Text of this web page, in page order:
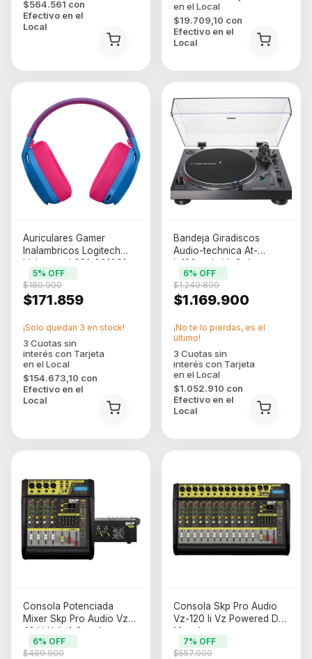
$564.561 con
Efectivo en el
Local
$19.709,10 con
Efectivo en el
Local
Auriculares Gamer
Inalambricos Logitech
Lightspeed 981-001061
Azul
$171.859
$180.900
5% OFF
$154.673,10 con
Efectivo en el
Local
¡Solo quedan 3 en stock!
Bandeja Giradiscos
Audio-technica At-
lp120xusb-bk Color
Negro
$1.169.900
$1.240.899
6% OFF
$1.052.910 con
Efectivo en el
Local
¡No te lo pierdas, es el
último!
Consola Potenciada
Mixer Skp Pro Audio Vz-
40 Li Usb 4 Canales
1600w Fx Bt
$489.900
6% OFF
Consola Skp Pro Audio
Vz-120 Ii Vz Powered De
Mezcla
$557.900
7% OFF